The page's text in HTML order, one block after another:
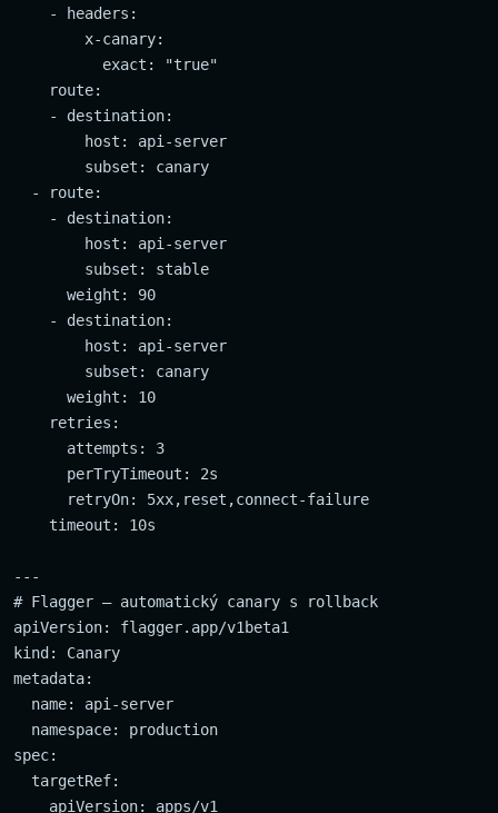
    - headers:
        x-canary:
          exact: "true"
    route:
    - destination:
        host: api-server
        subset: canary
  - route:
    - destination:
        host: api-server
        subset: stable
      weight: 90
    - destination:
        host: api-server
        subset: canary
      weight: 10
    retries:
      attempts: 3
      perTryTimeout: 2s
      retryOn: 5xx,reset,connect-failure
    timeout: 10s
---
# Flagger — automatický canary s rollback
apiVersion: flagger.app/v1beta1
kind: Canary
metadata:
  name: api-server
  namespace: production
spec:
  targetRef:
    apiVersion: apps/v1